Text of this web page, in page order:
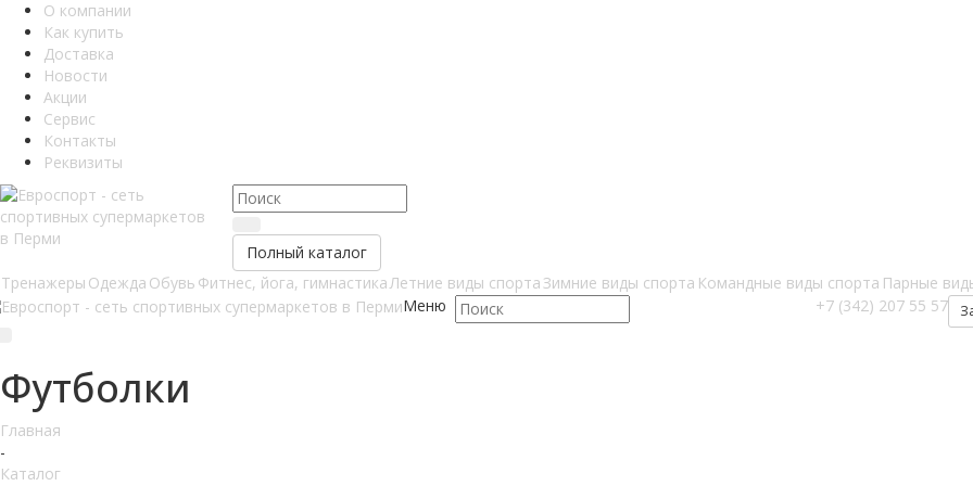
О компании
Как купить
Доставка
Новости
Акции
Сервис
Контакты
Реквизиты
Полный каталог
Тренажеры Одежда Обувь Фитнес, йога, гимнастикаЛетние виды спорта Зимние виды спорта Командные виды спорта Парные
Меню
+7 (342) 207 55 57
Футболки
Главная
-
Каталог